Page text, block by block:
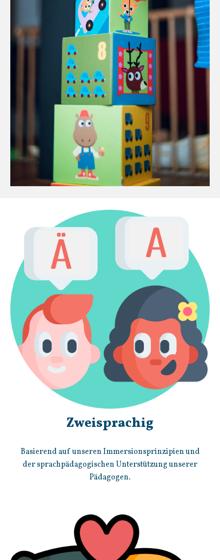
Zweisprachig
Basierend auf unseren Immersionsprinzipien und
der sprachpädagogischen Unterstützung unserer
Pädagogen.